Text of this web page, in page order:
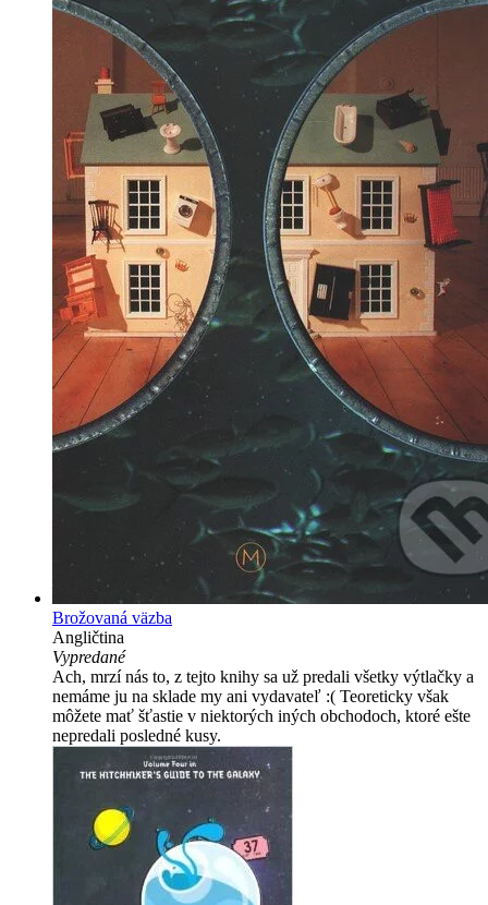
Brožovaná väzba
Angličtina
Vypredané
Ach, mrzí nás to, z tejto knihy sa už predali všetky výtlačky a
nemáme ju na sklade my ani vydavateľ :( Teoreticky však
môžete mať šťastie v niektorých iných obchodoch, ktoré ešte
nepredali posledné kusy.